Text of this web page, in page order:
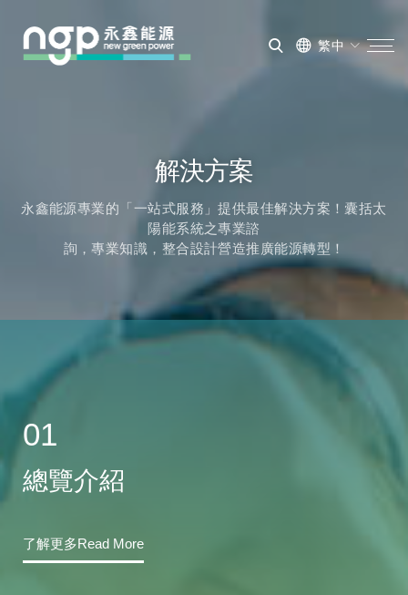
繁中
解決方案
永鑫能源專業的「一站式服務」提供最佳解決方案！囊括太
陽能系統之專業諮
詢，專業知識，整合設計營造推廣能源轉型！
01
總覽介紹
了解更多Read More